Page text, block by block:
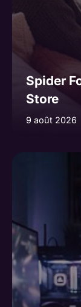
Spider
Store
9 août 2026